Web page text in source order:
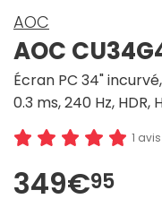
AOC
AOC
Écran PC 34"
0.3 ms, 240 Hz,
1 avis
349€95